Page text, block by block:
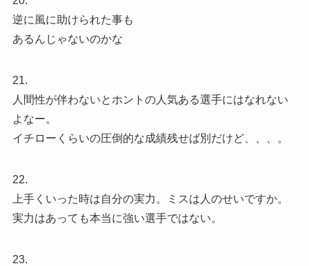
逆に風に助けられた事も
あるんじゃないのかな
21.
人間性が伴わないとホントの人気ある選手にはなれない
よなー。
イチローくらいの圧倒的な成績残せば別だけど、、、。
22.
上手くいった時は自分の実力。ミスは人のせいですか。
実力はあっても本当に強い選手ではない。
23.